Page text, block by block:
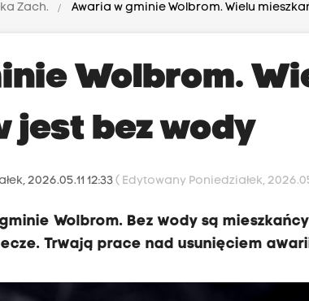
Zach. Awaria w gminie Wolbrom. Wielu
Wolbrom.
jest bez wody
2026.05.11 12:33( Edytowany Poniedziałek,
Wolbrom. Bez wody są
Trwają prace nad usunięciem